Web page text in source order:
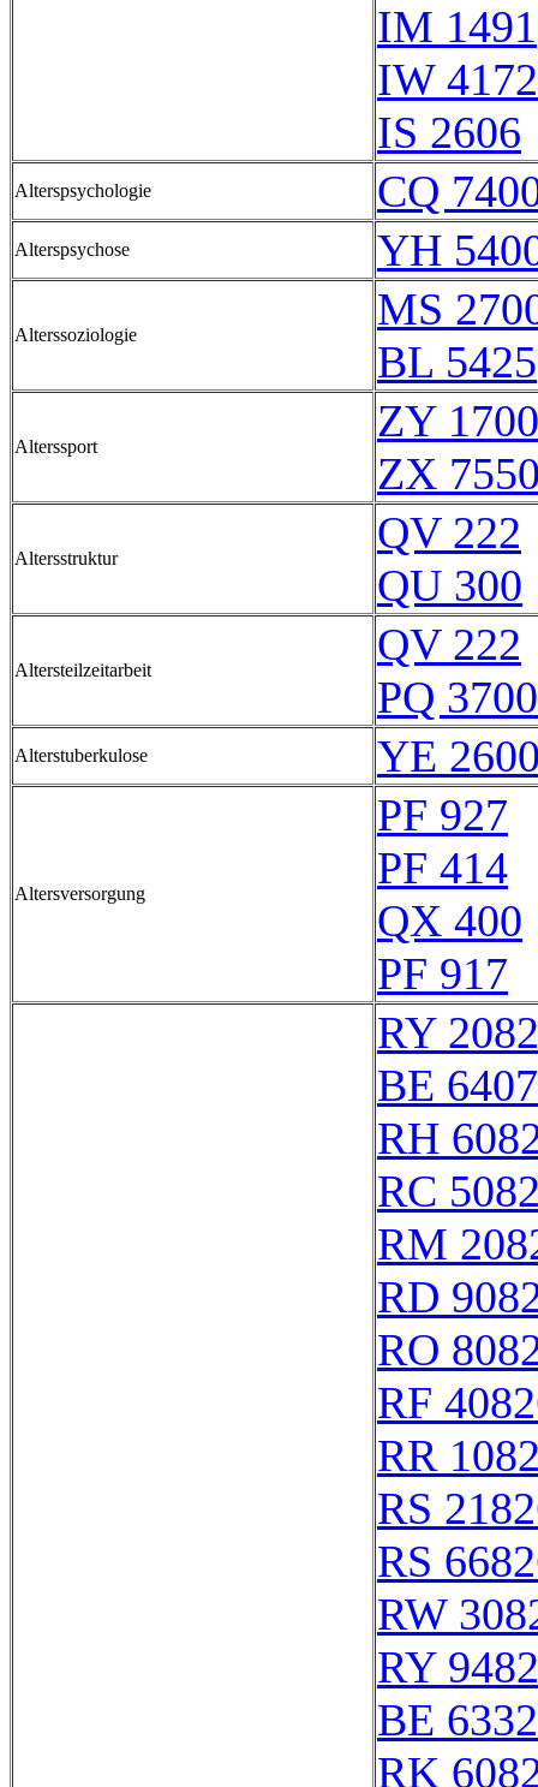
IM 1491
IW 4172
IS 2606
Alterspsychologie CQ
Alterspsychose YH
Alterssoziologie
MS
BL 5425
Alterssport
ZY 1700
ZX
Altersstruktur
QV 222
QU 300
Altersteilzeitarbeit
QV 222
PQ
Alterstuberkulose YE
Altersversorgung
PF 927
PF 414
QX 400
PF 917
RY
BE 6407
RH
RC
RM
RD
RO
RF
RR
RS
RS
RW
RY
BE 6332
RK